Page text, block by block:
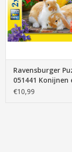
puzzelen,
TOEVOEGEN AAN
Ravensburger
051441 Konijnen
Cavia's Knuffeltijd
€10,99